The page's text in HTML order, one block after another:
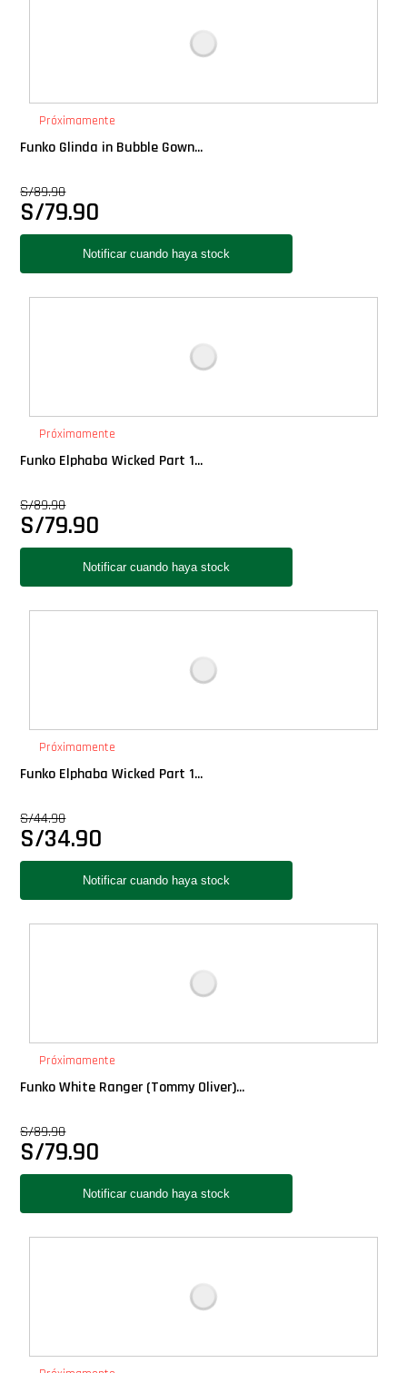
Próximamente
Funko Glinda in Bubble Gown...
S/89.90
S/79.90
Próximamente
Funko Elphaba Wicked Part 1...
S/89.90
S/79.90
Próximamente
Funko Elphaba Wicked Part 1...
S/44.90
S/34.90
Próximamente
Funko White Ranger (Tommy Oliver)...
S/89.90
S/79.90